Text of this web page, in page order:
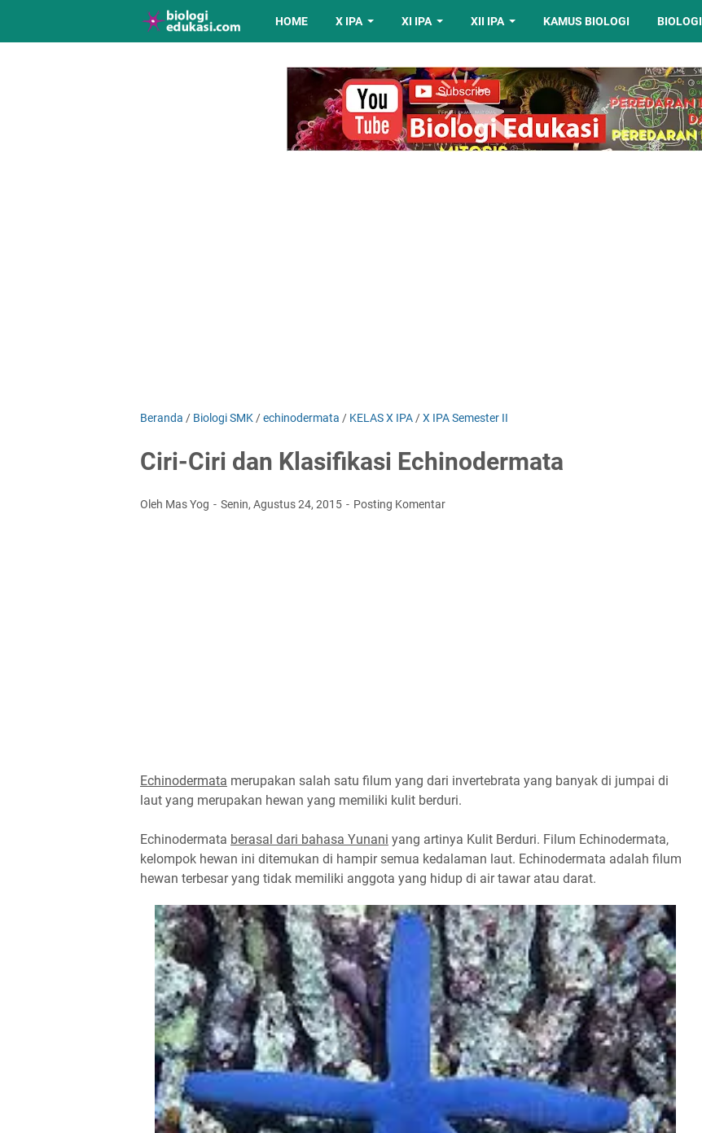
HOME X IPA XI IPA XII IPA KAMUS BIOLOGI BIOLOGI
Beranda / Biologi SMK /echinodermata / KELAS X IPA /X IPA Semester II
Ciri-Ciri dan Klasifikasi Echinodermata
Oleh Mas Yog Senin, Agustus 24, 2015 Posting Komentar
Echinodermata merupakan salah satu filum yang dari invertebrata yang banyak di jumpai di
laut yang merupakan hewan yang memiliki kulit berduri.
Echinodermata berasal dari bahasa Yunani yang artinya Kulit Berduri. Filum Echinodermata,
kelompok hewan ini ditemukan di hampir semua kedalaman laut. Echinodermata adalah filum
hewan terbesar yang tidak memiliki anggota yang hidup di air tawar atau darat.